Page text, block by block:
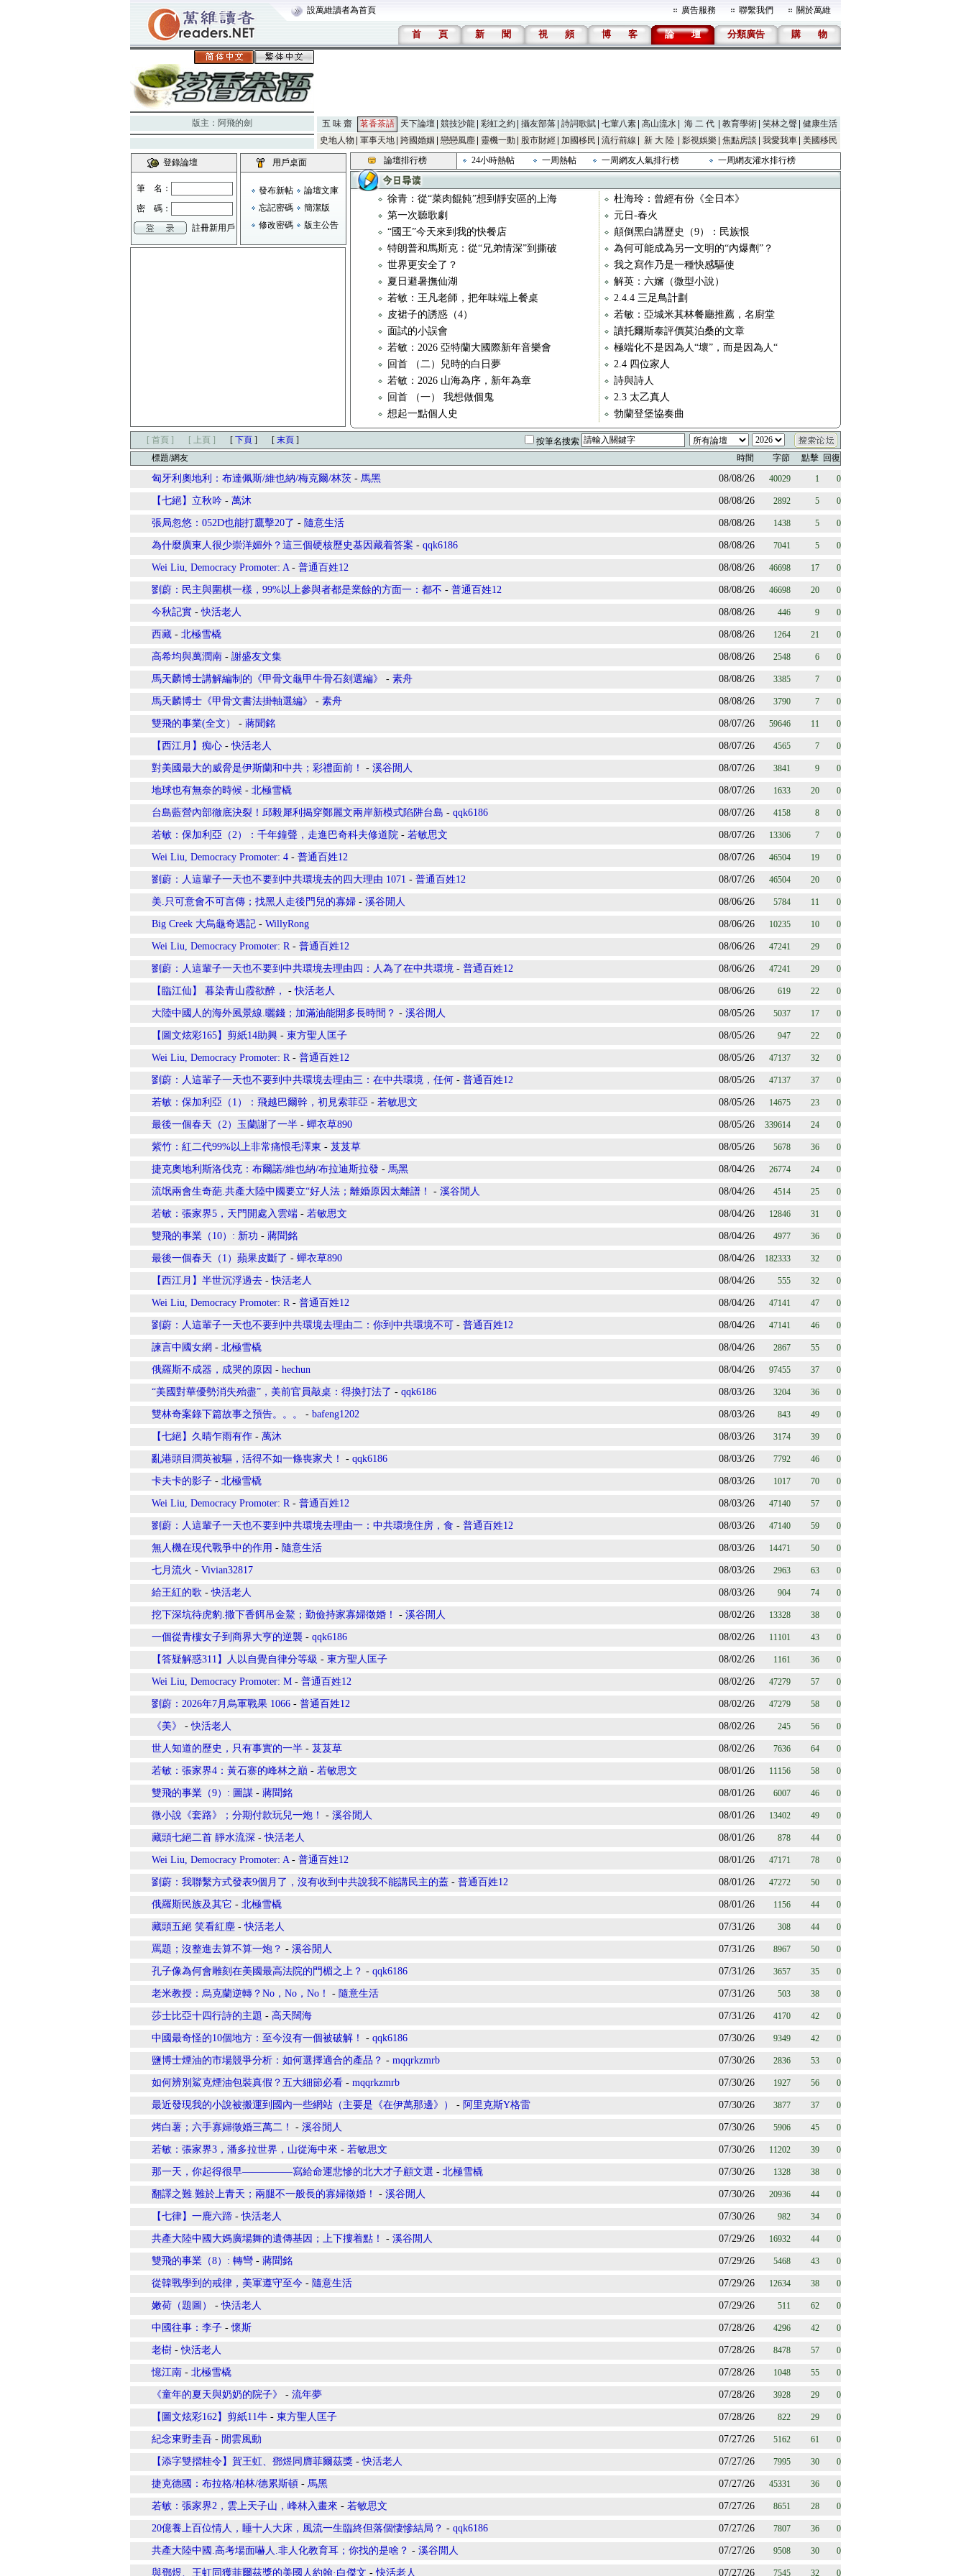
設萬維讀者為首頁 廣告服務 聯繫我們 關於萬維
首 頁 新 聞 視 頻 博 客 論 壇 分類廣告 購 物
版主： 阿飛的劍 五 味 齋 茗香茶語 天下論壇 競技沙龍 彩虹之約 攝友部落 詩詞歌賦 七葷八素 高山流水 海 二 代 教育學術 笑林之聲 健康生活
史地人物
軍事天地 跨國婚姻 戀戀風塵 靈機一動 股市財經 加國移民 流行前線 新 大 陸 影視娛樂 焦點房談 我愛我車 美國移民
登錄論壇
筆 名：
密 碼：
註冊新用戶
用戶桌面
發布新帖
論壇文庫
忘記密碼
簡潔版
修改密碼
版主公告
論壇排行榜 24小時熱帖 一周熱帖 一周網友人氣排行榜 一周網友灌水排行榜
徐青：從“菜肉餛飩”想到靜安區的上海
杜海玲：曾經有份《全日本》
第一次聽歌劇
元日-春火
“國王”今天來到我的快餐店
顛倒黑白講歷史（9）：民族恨
特朗普和馬斯克：從“兄弟情深”到撕破
為何可能成為另一文明的“內爆劑”？
世界更安全了？
我之寫作乃是一種快感驅使
夏日避暑撫仙湖
解英：六嬸（微型小說）
若敏：王凡老師，把年味端上餐桌
2.4.4 三足鳥計劃
皮裙子的誘惑（4）
若敏：亞城米其林餐廳推薦，名廚堂
面試的小誤會
讀托爾斯泰評價莫泊桑的文章
若敏：2026 亞特蘭大國際新年音樂會
極端化不是因為人“壞”，而是因為人“
回首 （二）兒時的白日夢
2.4 四位家人
若敏：2026 山海為序，新年為章
詩與詩人
回首 （一） 我想做個鬼
2.3 太乙真人
想起一點個人史
勃蘭登堡協奏曲
[ 首頁 ] [ 上頁 ] [ 下頁 ] [ 末頁 ]
按筆名搜索
標題/網友
時間 字節 點擊 回復
匈牙利奧地利：布達佩斯/維也納/梅克爾/林茨 - 馬黑 08/08/26 40029 1 0
【七絕】立秋吟 - 萬沐 08/08/26 2892 5 0
張局忽悠：052D也能打鷹擊20了 - 隨意生活 08/08/26 1438 5 0
為什麼廣東人很少崇洋媚外？這三個硬核歷史基因藏着答案 - qqk6186 08/08/26 7041 5 0
Wei Liu, Democracy Promoter: A- 普通百姓12 08/08/26 46698 17 0
劉蔚：民主與圍棋一樣，99%以上參與者都是業餘的方面一：都不 - 普通百姓12 08/08/26 46698 20 0
今秋記實 -快活老人 08/08/26 446 9 0
西藏 - 北極雪橇 08/08/26 1264 21 0
高希均與萬潤南 - 謝盛友文集 08/08/26 2548 6 0
馬天麟博士講解編制的《甲骨文龜甲牛骨石刻選編》 - 素舟 08/08/26 3385 7 0
馬天麟博士《甲骨文書法掛軸選編》 - 素舟 08/08/26 3790 7 0
雙飛的事業(全文） - 蔣聞銘 08/07/26 59646 11 0
【西江月】痴心 -快活老人 08/07/26 4565 7 0
對美國最大的威脅是伊斯蘭和中共；彩禮面前！ - 溪谷閒人 08/07/26 3841 9 0
地球也有無奈的時候 - 北極雪橇 08/07/26 1633 20 0
台島藍營內部徹底決裂！邱毅犀利揭穿鄭麗文兩岸新模式陷阱台島 - qqk6186 08/07/26 4158 8 0
若敏：保加利亞（2）：千年鐘聲，走進巴奇科夫修道院 - 若敏思文 08/07/26 13306 7 0
Wei Liu, Democracy Promoter: 4 - 普通百姓12 08/07/26 46504 19 0
劉蔚：人這輩子一天也不要到中共環境去的四大理由 1071 - 普通百姓12 08/07/26 46504 20 0
美.只可意會不可言傳；找黑人走後門兒的寡婦 - 溪谷閒人 08/06/26 5784 11 0
Big Creek 大烏龜奇遇記 - WillyRong 08/06/26 10235 10 0
Wei Liu, Democracy Promoter: R- 普通百姓12 08/06/26 47241 29 0
劉蔚：人這輩子一天也不要到中共環境去理由四：人為了在中共環境 - 普通百姓12 08/06/26 47241 29 0
【臨江仙】 暮染青山霞欲醉， -快活老人 08/06/26 619 22 0
大陸中國人的海外風景線.曬錢；加滿油能開多長時間？ - 溪谷閒人 08/05/26 5037 17 0
【圖文炫彩165】剪紙14助興 - 東方聖人匡子 08/05/26 947 22 0
Wei Liu, Democracy Promoter: R- 普通百姓12 08/05/26 47137 32 0
劉蔚：人這輩子一天也不要到中共環境去理由三：在中共環境，任何 - 普通百姓12 08/05/26 47137 37 0
若敏：保加利亞（1）：飛越巴爾幹，初見索菲亞 - 若敏思文 08/05/26 14675 23 0
最後一個春天（2）玉蘭謝了一半 - 蟬衣草890 08/05/26 339614 24 0
紫竹：紅二代99%以上非常痛恨毛澤東 - 芨芨草 08/05/26 5678 36 0
捷克奧地利斯洛伐克：布爾諾/維也納/布拉迪斯拉發 - 馬黑 08/04/26 26774 24 0
流氓兩會生奇葩.共產大陸中國要立“好人法；離婚原因太離譜！ - 溪谷閒人 08/04/26 4514 25 0
若敏：張家界5，天門開處入雲端 - 若敏思文 08/04/26 12846 31 0
雙飛的事業（10）: 新功 - 蔣聞銘 08/04/26 4977 36 0
最後一個春天（1）蘋果皮斷了 - 蟬衣草890 08/04/26 182333 32 0
【西江月】半世沉浮過去 -快活老人 08/04/26 555 32 0
Wei Liu, Democracy Promoter: R- 普通百姓12 08/04/26 47141 47 0
劉蔚：人這輩子一天也不要到中共環境去理由二：你到中共環境不可 - 普通百姓12 08/04/26 47141 46 0
諫言中國女網 - 北極雪橇 08/04/26 2867 55 0
俄羅斯不成器，成哭的原因 - hechun 08/04/26 97455 37 0
“美國對華優勢消失殆盡”，美前官員敲桌：得換打法了 - qqk6186 08/03/26 3204 36 0
雙林奇案錄下篇故事之預告。。。 - bafeng1202 08/03/26 843 49 0
【七絕】久晴乍雨有作 - 萬沐 08/03/26 3174 39 0
亂港頭目潤英被驅，活得不如一條喪家犬！ - qqk6186 08/03/26 7792 46 0
卡夫卡的影子 - 北極雪橇 08/03/26 1017 70 0
Wei Liu, Democracy Promoter: R- 普通百姓12 08/03/26 47140 57 0
劉蔚：人這輩子一天也不要到中共環境去理由一：中共環境住房，食 - 普通百姓12 08/03/26 47140 59 0
無人機在現代戰爭中的作用 - 隨意生活 08/03/26 14471 50 0
七月流火 - Vivian32817 08/03/26 2963 63 0
給王紅的歌 -快活老人 08/03/26 904 74 0
挖下深坑待虎豹.撒下香餌吊金鰲；勤儉持家寡婦徵婚！ - 溪谷閒人 08/02/26 13328 38 0
一個從青樓女子到商界大亨的逆襲 - qqk6186 08/02/26 11101 43 0
【答疑解惑311】人以自覺自律分等級 - 東方聖人匡子 08/02/26 1161 36 0
Wei Liu, Democracy Promoter: M - 普通百姓12 08/02/26 47279 57 0
劉蔚：2026年7月烏軍戰果 1066 - 普通百姓12 08/02/26 47279 58 0
《美》 -快活老人 08/02/26 245 56 0
世人知道的歷史，只有事實的一半 - 芨芨草 08/02/26 7636 64 0
若敏：張家界4：黃石寨的峰林之巔 - 若敏思文 08/01/26 11156 58 0
雙飛的事業（9）: 圖謀 - 蔣聞銘 08/01/26 6007 46 0
微小說《套路》；分期付款玩兒一炮！ - 溪谷閒人 08/01/26 13402 49 0
藏頭七絕二首 靜水流深 -快活老人 08/01/26 878 44 0
Wei Liu, Democracy Promoter: A- 普通百姓12 08/01/26 47171 78 0
劉蔚：我聯繫方式發表9個月了，沒有收到中共說我不能講民主的蓋 - 普通百姓12 08/01/26 47272 50 0
俄羅斯民族及其它 - 北極雪橇 08/01/26 1156 44 0
藏頭五絕 笑看紅塵 -快活老人 07/31/26 308 44 0
罵題；沒整進去算不算一炮？ - 溪谷閒人 07/31/26 8967 50 0
孔子像為何會雕刻在美國最高法院的門楣之上？ - qqk6186 07/31/26 3657 35 0
老米教授：烏克蘭逆轉？No，No，No！ - 隨意生活 07/31/26 503 38 0
莎士比亞十四行詩的主題 - 高天闊海 07/31/26 4170 42 0
中國最奇怪的10個地方：至今沒有一個被破解！ - qqk6186 07/30/26 9349 42 0
鹽博士煙油的市場競爭分析：如何選擇適合的產品？ - mqqrkzmrb 07/30/26 2836 53 0
如何辨別鯊克煙油包裝真假？五大細節必看 - mqqrkzmrb 07/30/26 1927 56 0
最近發現我的小說被搬運到國內一些網站（主要是《在伊萬那邊》） - 阿里克斯Y格雷 07/30/26 3877 37 0
烤白薯；六手寡婦徵婚三萬二！ - 溪谷閒人 07/30/26 5906 45 0
若敏：張家界3，潘多拉世界，山從海中來 - 若敏思文 07/30/26 11202 39 0
那一天，你起得很早—————寫給命運悲慘的北大才子顧文選 - 北極雪橇 07/30/26 1328 38 0
翻譯之難.難於上青天；兩腿不一般長的寡婦徵婚！ - 溪谷閒人 07/30/26 20936 44 0
【七律】一鹿六蹄 -快活老人 07/30/26 982 34 0
共產大陸中國大媽廣場舞的遺傳基因；上下摟着點！ - 溪谷閒人 07/29/26 16932 44 0
雙飛的事業（8）: 轉彎 - 蔣聞銘 07/29/26 5468 43 0
從韓戰學到的戒律，美軍遵守至今 - 隨意生活 07/29/26 12634 38 0
嫩荷（題圖） -快活老人 07/29/26 511 62 0
中國往事：李子 -懷斯 07/28/26 4296 42 0
老樹 -快活老人 07/28/26 8478 57 0
憶江南 - 北極雪橇 07/28/26 1048 55 0
《童年的夏天與奶奶的院子》 - 流年夢 07/28/26 3928 29 0
【圖文炫彩162】剪紙11牛 - 東方聖人匡子 07/28/26 822 29 0
紀念東野圭吾 - 閒雲風動 07/27/26 5162 61 0
【添字雙摺桂令】賀王虹、鄧煜同膺菲爾茲獎 -快活老人 07/27/26 7995 30 0
捷克德國：布拉格/柏林/德累斯頓 - 馬黑 07/27/26 45331 36 0
若敏：張家界2，雲上天子山，峰林入畫來 - 若敏思文 07/27/26 8651 28 0
20億養上百位情人，睡十人大床，風流一生臨終但落個悽慘結局？ - qqk6186 07/27/26 7807 36 0
共產大陸中國.高考場面嚇人.非人化教育耳；你找的是啥？ - 溪谷閒人 07/27/26 9508 30 0
與鄧煜、王虹同獲菲爾茲獎的美國人約翰·白傑文 -快活老人 07/27/26 7545 32 0